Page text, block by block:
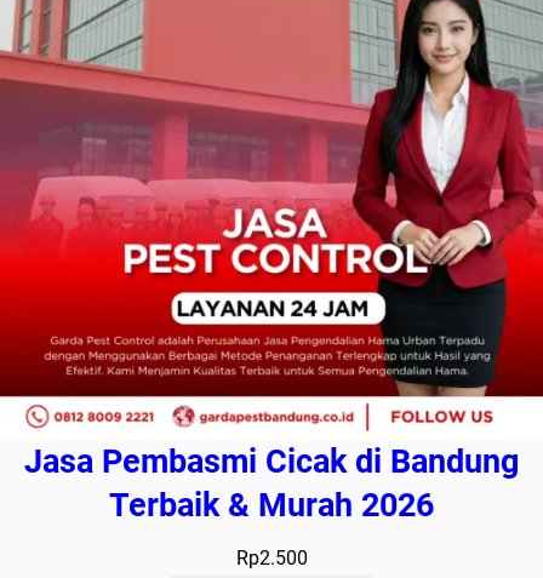
Jasa Pembasmi Cicak di Bandung
Terbaik & Murah 2026
Rp2.500